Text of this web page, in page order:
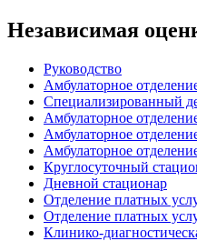
Независимая
Руководство
Амбулаторное
Специализированный
Амбулаторное
Амбулаторное
Амбулаторное
Круглосуточный
Дневной стационар
Отделение платных
Отделение платных
Клинико-